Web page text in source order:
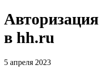
в hh.ru
5 апреля 2023